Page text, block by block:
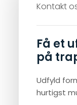
Kontakt
Få et
på
Udfyld
hurtigst